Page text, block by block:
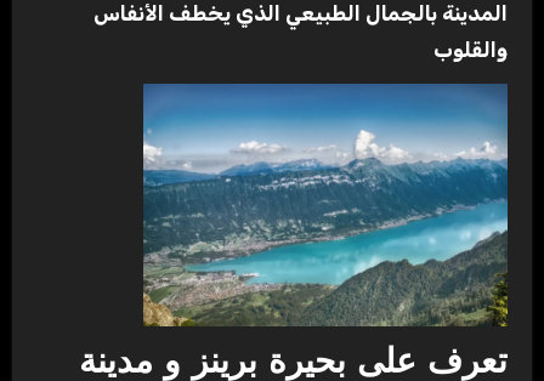
المدينة بالجمال الطبيعي الذي يخطف الأنفاس
والقلوب
تعرف على بحيرة برينز و مدينة